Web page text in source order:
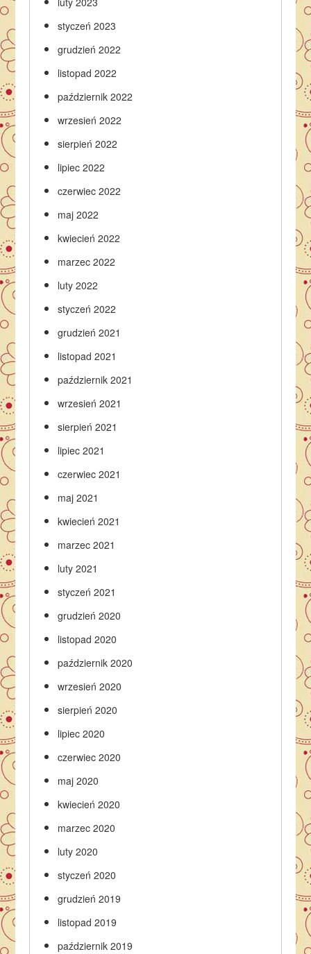
styczeń 2023
grudzień 2022
listopad 2022
październik 2022
wrzesień 2022
sierpień 2022
lipiec 2022
czerwiec 2022
maj 2022
kwiecień 2022
marzec 2022
luty 2022
styczeń 2022
grudzień 2021
listopad 2021
październik 2021
wrzesień 2021
sierpień 2021
lipiec 2021
czerwiec 2021
maj 2021
kwiecień 2021
marzec 2021
luty 2021
styczeń 2021
grudzień 2020
listopad 2020
październik 2020
wrzesień 2020
sierpień 2020
lipiec 2020
czerwiec 2020
maj 2020
kwiecień 2020
marzec 2020
luty 2020
styczeń 2020
grudzień 2019
listopad 2019
październik 2019